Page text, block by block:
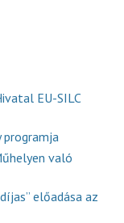
EU-SILC
programja
való
előadása az